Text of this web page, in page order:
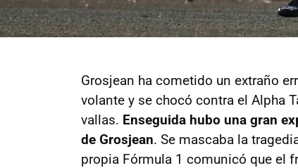
Grosjean ha cometido un extraño
volante y se chocó contra el Alpha
vallas. Enseguida hubo una gran
de Grosjean. Se mascaba la
propia Fórmula 1 comunicó que el